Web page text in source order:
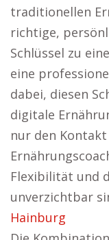
traditionellen
richtige,
Schlüssel zu
eine
dabei, diesen
digitale
nur den
Flexibilität und
unverzichtbar
Hainburg